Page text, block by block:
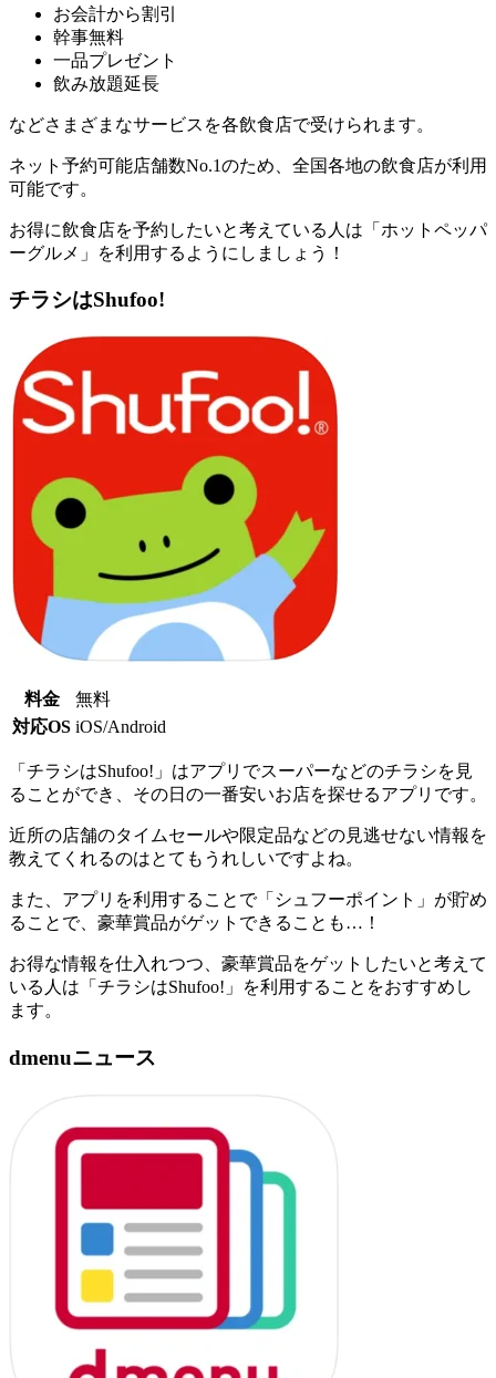
お会計から割引
幹事無料
一品プレゼント
飲み放題延長
などさまざまなサービスを各飲食店で受けられます。
ネット予約可能店舗数No.1のため、全国各地の飲食店が利用
可能です。
お得に飲食店を予約したいと考えている人は「ホットペッパ
ーグルメ」を利用するようにしましょう！
チラシはShufoo!
料金
無料
対応OS iOS/Android
「チラシはShufoo!」はアプリでスーパーなどのチラシを見
ることができ、その日の一番安いお店を探せるアプリです。
近所の店舗のタイムセールや限定品などの見逃せない情報を
教えてくれるのはとてもうれしいですよね。
また、アプリを利用することで「シュフーポイント」が貯め
ることで、豪華賞品がゲットできることも…！
お得な情報を仕入れつつ、豪華賞品をゲットしたいと考えて
いる人は「チラシはShufoo!」を利用することをおすすめし
ます。
dmenuニュース